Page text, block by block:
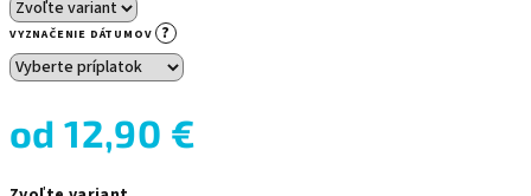
VYZNAČENIE DÁTUMOV ?
od12,90 €